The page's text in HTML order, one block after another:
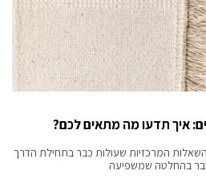
איך תדעו מה מתאים לכם?
המרכזיות שעולות כבר בתחילת הדרך
בהחלטה שמשפיעה